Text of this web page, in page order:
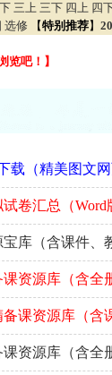
三上 三下 四上 四
选修 【特别推荐】
览吧！】
载（精美图文网
卷汇总（Word
宝库（含课件
课资源库（含
备课资源库（
课资源库（含